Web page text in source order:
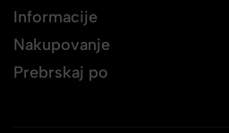
Informacije
Nakupovanje
Prebrskaj po